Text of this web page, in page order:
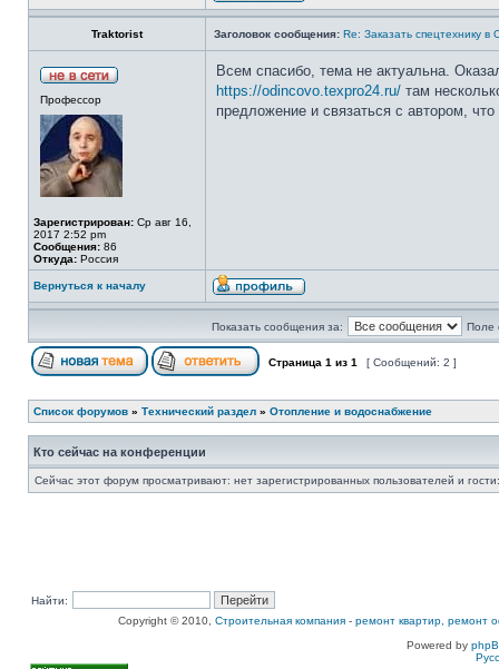
Traktorist Заголовок сообщения: Re: Заказать спецтехнику в
Профессор
Зарегистрирован: Ср авг 16,
2017 2:52 pm
Сообщения: 86
Откуда: Россия
Всем спасибо, тема не актуальна.
https://odincovo.texpro24.ru/ там
предложение и связаться с автором,
Вернуться к началу
Показать сообщения за: Поле
Страница 1 из 1 [ Сообщений: 2 ]
Список форумов » Технический раздел » Отопление и водоснабжение
Кто сейчас на конференции
Сейчас этот форум просматривают: нет зарегистрированных пользователей и
Найти:
Copyright © 2010, Строительная компания - ремонт квартир, ремонт
Powered by